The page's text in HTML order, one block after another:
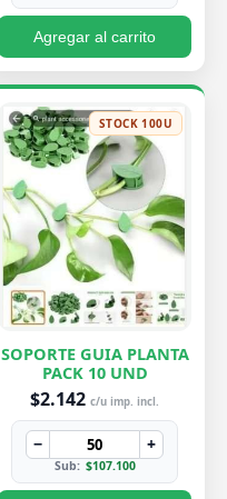
Agregar al carrito
STOCK 100U
SOPORTE GUIA PLANTA
PACK 10 UND
$2.142 c/u imp. incl.
− +
Sub: $107.100